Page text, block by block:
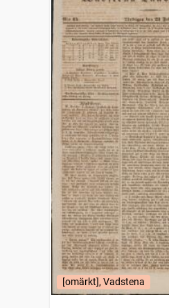
[omärkt], Vadstena